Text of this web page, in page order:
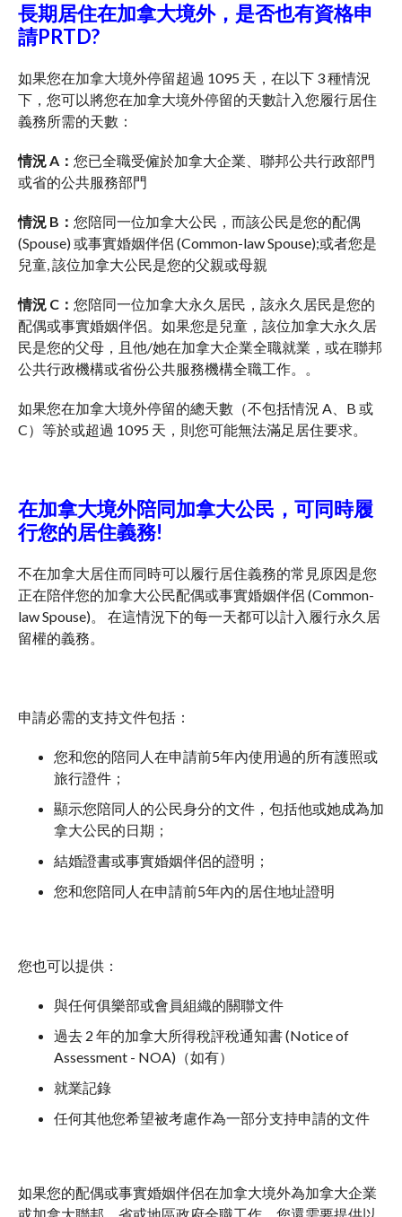
長期居住在加拿大境外，是否也有資格申
請PRTD?
如果您在加拿大境外停留超過 1095 天，在以下 3 種情況
下，您可以將您在加拿大境外停留的天數計入您履行居住
義務所需的天數：
情況 A： 您已全職受僱於加拿大企業、聯邦公共行政部門
或省的公共服務部門
情況 B： 您陪同一位加拿大公民，而該公民是您的配偶
(Spouse) 或事實婚姻伴侶 (Common-law Spouse);或者您是
兒童, 該位加拿大公民是您的父親或母親
情況 C： 您陪同一位加拿大永久居民，該永久居民是您的
配偶或事實婚姻伴侶。如果您是兒童，該位加拿大永久居
民是您的父母，且他/她在加拿大企業全職就業，或在聯邦
公共行政機構或省份公共服務機構全職工作。。
如果您在加拿大境外停留的總天數（不包括情況 A、B 或
C）等於或超過 1095 天，則您可能無法滿足居住要求。
在加拿大境外陪同加拿大公民，可同時履
行您的居住義務!
不在加拿大居住而同時可以履行居住義務的常見原因是您
正在陪伴您的加拿大公民配偶或事實婚姻伴侶 (Common-
law Spouse)。 在這情況下的每一天都可以計入履行永久居
留權的義務。
申請必需的支持文件包括：
您和您的陪同人在申請前5年內使用過的所有護照或
旅行證件；
顯示您陪同人的公民身分的文件，包括他或她成為加
拿大公民的日期；
結婚證書或事實婚姻伴侶的證明；
您和您陪同人在申請前5年內的居住地址證明
您也可以提供：
與任何俱樂部或會員組織的關聯文件
過去 2 年的加拿大所得稅評稅通知書 (Notice of
Assessment - NOA)（如有）
就業記錄
任何其他您希望被考慮作為一部分支持申請的文件
如果您的配偶或事實婚姻伴侶在加拿大境外為加拿大企業